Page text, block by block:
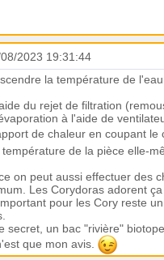
2023 19:31:44
la température de
du rejet de filtration
à l'aide de
de chaleur en coupant
de la pièce elle-
on peut aussi effectuer des
Les Corydoras adorent
pour les Cory reste
secret, un bac "rivière"
que mon avis.